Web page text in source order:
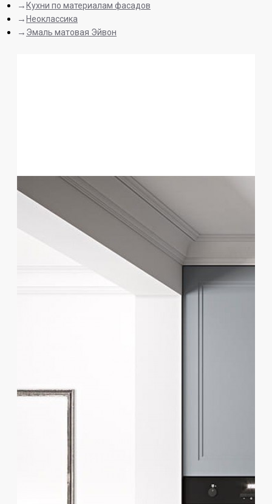
Кухни по материалам фасадов
Неоклассика
Эмаль матовая Эйвон